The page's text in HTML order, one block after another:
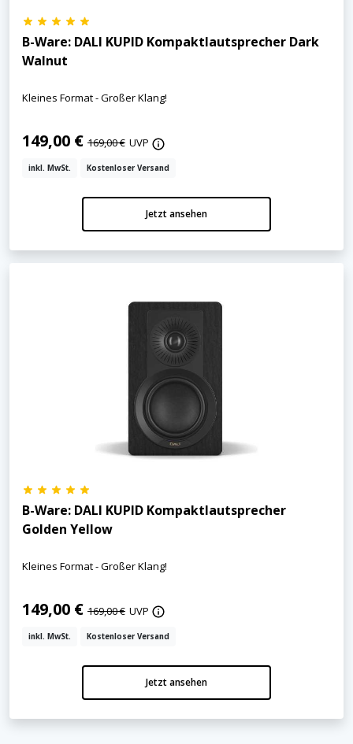
B-Ware: DALI KUPID Kompaktlautsprecher Dark
Walnut
Kleines Format - Großer Klang!
149,00 € 169,00 € UVP
inkl. MwSt. Kostenloser Versand
Jetzt ansehen
B-Ware: DALI KUPID Kompaktlautsprecher
Golden Yellow
Kleines Format - Großer Klang!
149,00 € 169,00 € UVP
inkl. MwSt. Kostenloser Versand
Jetzt ansehen